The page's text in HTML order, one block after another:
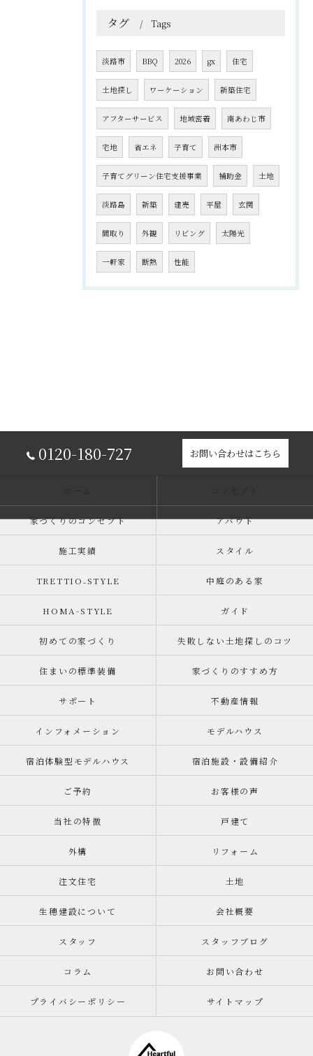
タグ Tags
淡路市 BBQ 2026 gx 住宅
土地探し ワーケーション 新築住宅
アフターサービス 地域密着 南あわじ市
宅地 省エネ 子育て 洲本市
子育てグリーン住宅支援事業 補助金 土地
淡路島 新築 建売 平屋 玄関
間取り 外観 リビング 太陽光
一軒家 断熱 性能
0120-180-727 お問い合わせはこちら
家づくりのコンセプト アバウト
施工実績 スタイル
TRETTIO₋STYLE 中庭のある家
HOMA-STYLE ガイド
初めての家づくり 失敗しない土地探しのコツ
住まいの標準装備 家づくりのすすめ方
サポート 不動産情報
インフォメーション モデルハウス
宿泊体験型モデルハウス 宿泊施設・設備紹介
ご予約 お客様の声
当社の特徴 戸建て
外構 リフォーム
注文住宅 土地
生穂建設について 会社概要
スタッフ スタッフブログ
コラム お問い合わせ
プライバシーポリシー サイトマップ